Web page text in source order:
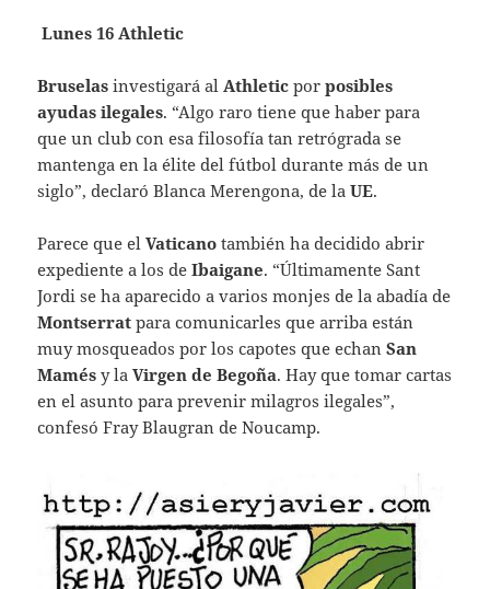
Lunes 16 Athletic
Bruselas investigará al Athletic porposibles
ayudas ilegales. “Algo raro tiene que haber para
que un club con esa filosofía tan retrógrada se
mantenga en la élite del fútbol durante más de un
siglo”, declaró Blanca Merengona, de laUE.
Parece que elVaticano también ha decidido abrir
expediente a los deIbaigane. “Últimamente Sant
Jordi se ha aparecido a varios monjes de la abadía de
Montserrat para comunicarles que arriba están
muy mosqueados por los capotes que echanSan
Mamés y laVirgen de Begoña. Hay que tomar cartas
en el asunto para prevenir milagros ilegales”,
confesó Fray Blaugran de Noucamp.